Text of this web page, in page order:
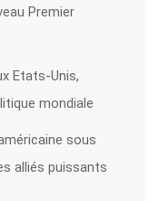
Premier
Etats-Unis,
mondiale
sous
alliés puissants